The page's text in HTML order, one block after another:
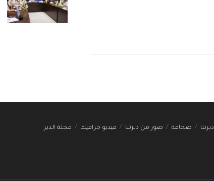
ديرتنا صحافة صور من ديرتنا فيديو جرافيك مجلة الدير